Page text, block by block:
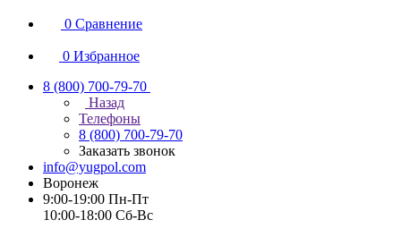
0 Сравнение
0 Избранное
8 (800) 700-79-70
Назад
Телефоны
8 (800) 700-79-70
Заказать звонок
info@yugpol.com
Воронеж
9:00-19:00 Пн-Пт
10:00-18:00 Cб-Вс